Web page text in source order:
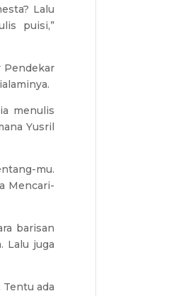
Lalu
puisi,”
Pendekar
menulis
Yusril
mu.
Mencari-
barisan
Lalu juga
ada